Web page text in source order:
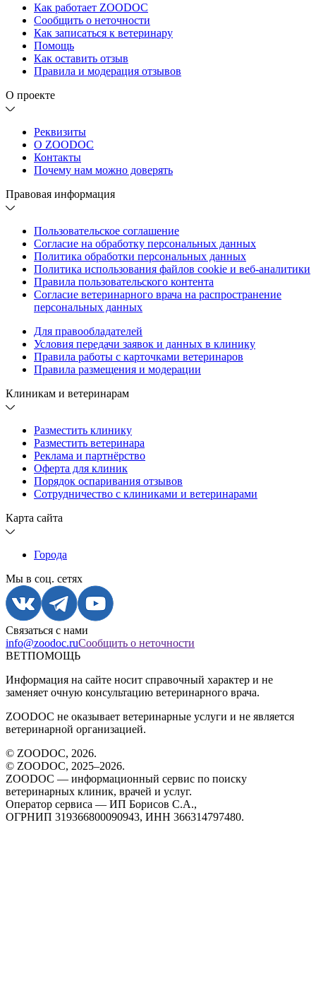
Как работает ZOODOC
Сообщить о неточности
Как записаться к ветеринару
Помощь
Как оставить отзыв
Правила и модерация отзывов
О проекте
Реквизиты
О ZOODOC
Контакты
Почему нам можно доверять
Правовая информация
Пользовательское соглашение
Согласие на обработку персональных данных
Политика обработки персональных данных
Политика использования файлов cookie и веб-аналитики
Правила пользовательского контента
Согласие ветеринарного врача на распространение
персональных данных
Для правообладателей
Условия передачи заявок и данных в клинику
Правила работы с карточками ветеринаров
Правила размещения и модерации
Клиникам и ветеринарам
Разместить клинику
Разместить ветеринара
Реклама и партнёрство
Оферта для клиник
Порядок оспаривания отзывов
Сотрудничество с клиниками и ветеринарами
Карта сайта
Города
Мы в соц. сетях
Связаться с нами
info@zoodoc.ruСообщить о неточности
ВЕТПОМОЩЬ
Информация на сайте носит справочный характер и не
заменяет очную консультацию ветеринарного врача.
ZOODOC не оказывает ветеринарные услуги и не является
ветеринарной организацией.
© ZOODOC, 2026.
© ZOODOC, 2025–2026.
ZOODOC — информационный сервис по поиску
ветеринарных клиник, врачей и услуг.
Оператор сервиса — ИП Борисов С.А.,
ОГРНИП 319366800090943, ИНН 366314797480.